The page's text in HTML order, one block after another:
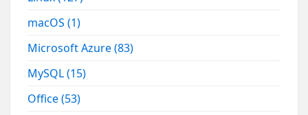
macOS(1)
Microsoft Azure(83)
MySQL(15)
Office(53)